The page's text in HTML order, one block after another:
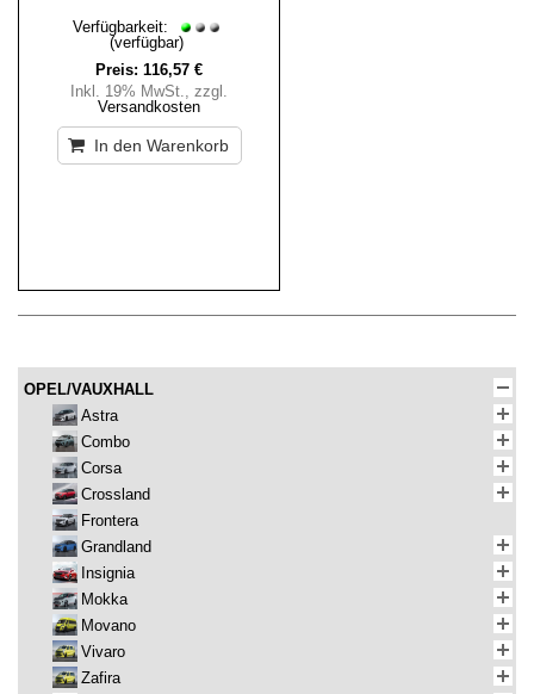
Verfügbarkeit:
(verfügbar)
Preis: 116,57 €
Inkl. 19% MwSt., zzgl.
Versandkosten
In den Warenkorb
OPEL/VAUXHALL
Astra
Combo
Corsa
Crossland
Frontera
Grandland
Insignia
Mokka
Movano
Vivaro
Zafira